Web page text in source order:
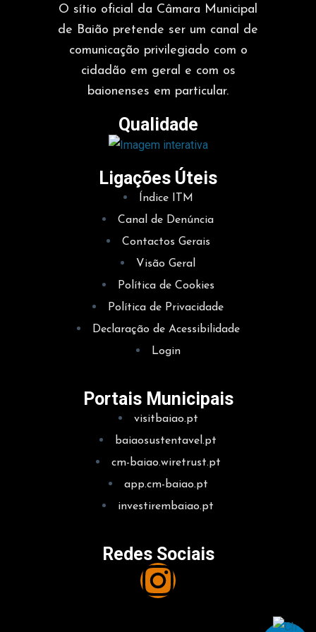
exploração;
Produção do produto ex-libris da quinta é a uva de
casta Avesso, que dá origem ao vinho verde “Lagar
do Convento”, produzido pela Câmara Municipal de
Na Quinta do Mosteiro de Ancede, trabalham algumas
pessoas na requalificação do local e mantendo a
qualidade dos produtos. Também e muito importante, a
oportunidade de empregabilidade e sustentabilidade de
Instituições Particulares de Solidariedade Social, bem
como para a promoção dos produtos de Baião, através da
O sítio oficial da Câmara Municipal
de Baião pretende ser um canal de
comunicação privilegiado com o
cidadão em geral e com os
baionenses em particular.
Qualidade
Ligações Úteis
Índice ITM
Canal de Denúncia
Contactos Gerais
Visão Geral
Política de Cookies
Política de Privacidade
Declaração de Acessibilidade
Login
Portais Municipais
visitbaiao.pt
baiaosustentavel.pt
cm-baiao.wiretrust.pt
app.cm-baiao.pt
investirembaiao.pt
Redes Sociais